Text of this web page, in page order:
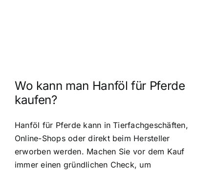
Wo kann man Hanföl für Pferde
kaufen?
Hanföl für Pferde kann in Tierfachgeschäften,
Online-Shops oder direkt beim Hersteller
erworben werden. Machen Sie vor dem Kauf
immer einen gründlichen Check, um